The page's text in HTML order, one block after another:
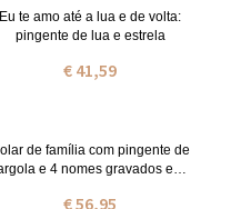
Eu te amo até a lua e de volta:
pingente de lua e estrela
€ 41,59
de família com pingente de
e 4 nomes gravados em
€ 56,95